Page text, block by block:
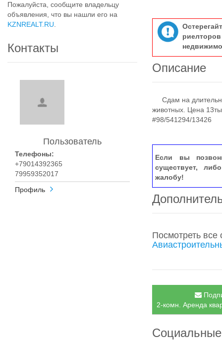
Пожалуйста, сообщите владельцу
объявления, что вы нашли его на
KZNREALT.RU
Контакты
Пользователь
Телефоны:
+79014392365
79959352017
Профиль
Описание
Сдам на
животных. Цена
#98/541294/13426
Если вы
существует,
жалобу!
Посмотреть
2-комн. Аренда